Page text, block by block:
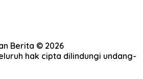
Berita © 2026
hak cipta dilindungi undang-